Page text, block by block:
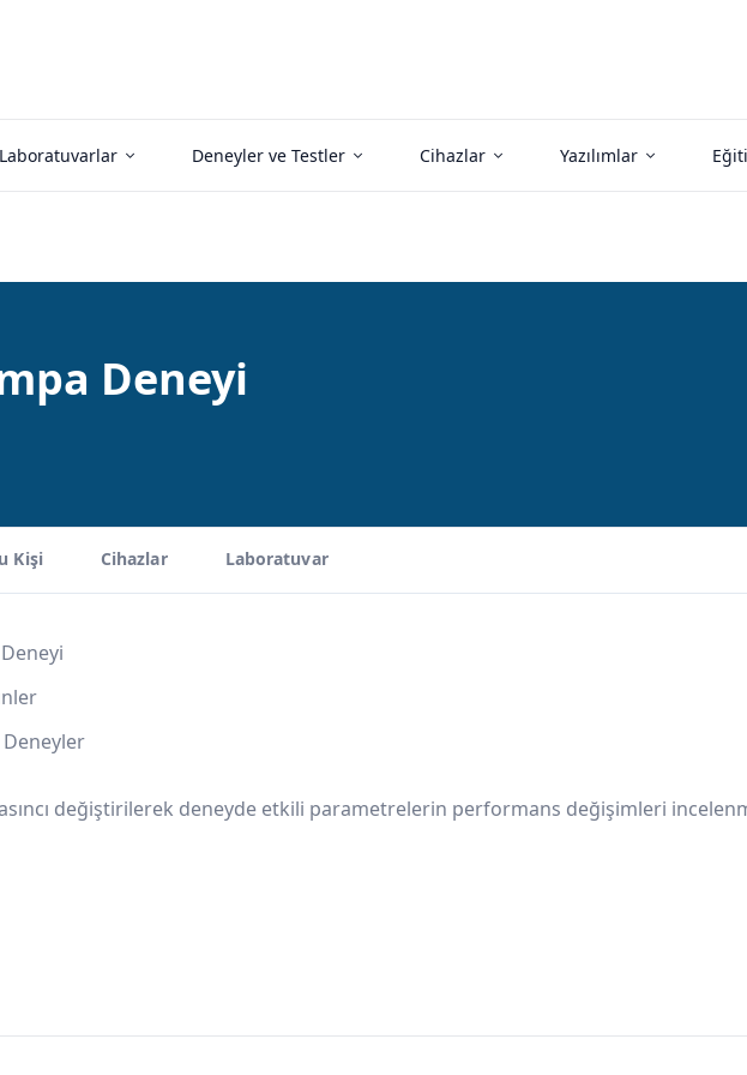
Laboratuvarlar Deneyler ve Testler Cihazlar Yazılımlar
Deneyi
Kişi Cihazlar Laboratuvar
Deneyler
değiştirilerek deneyde etkili parametrelerin performans değişimleri